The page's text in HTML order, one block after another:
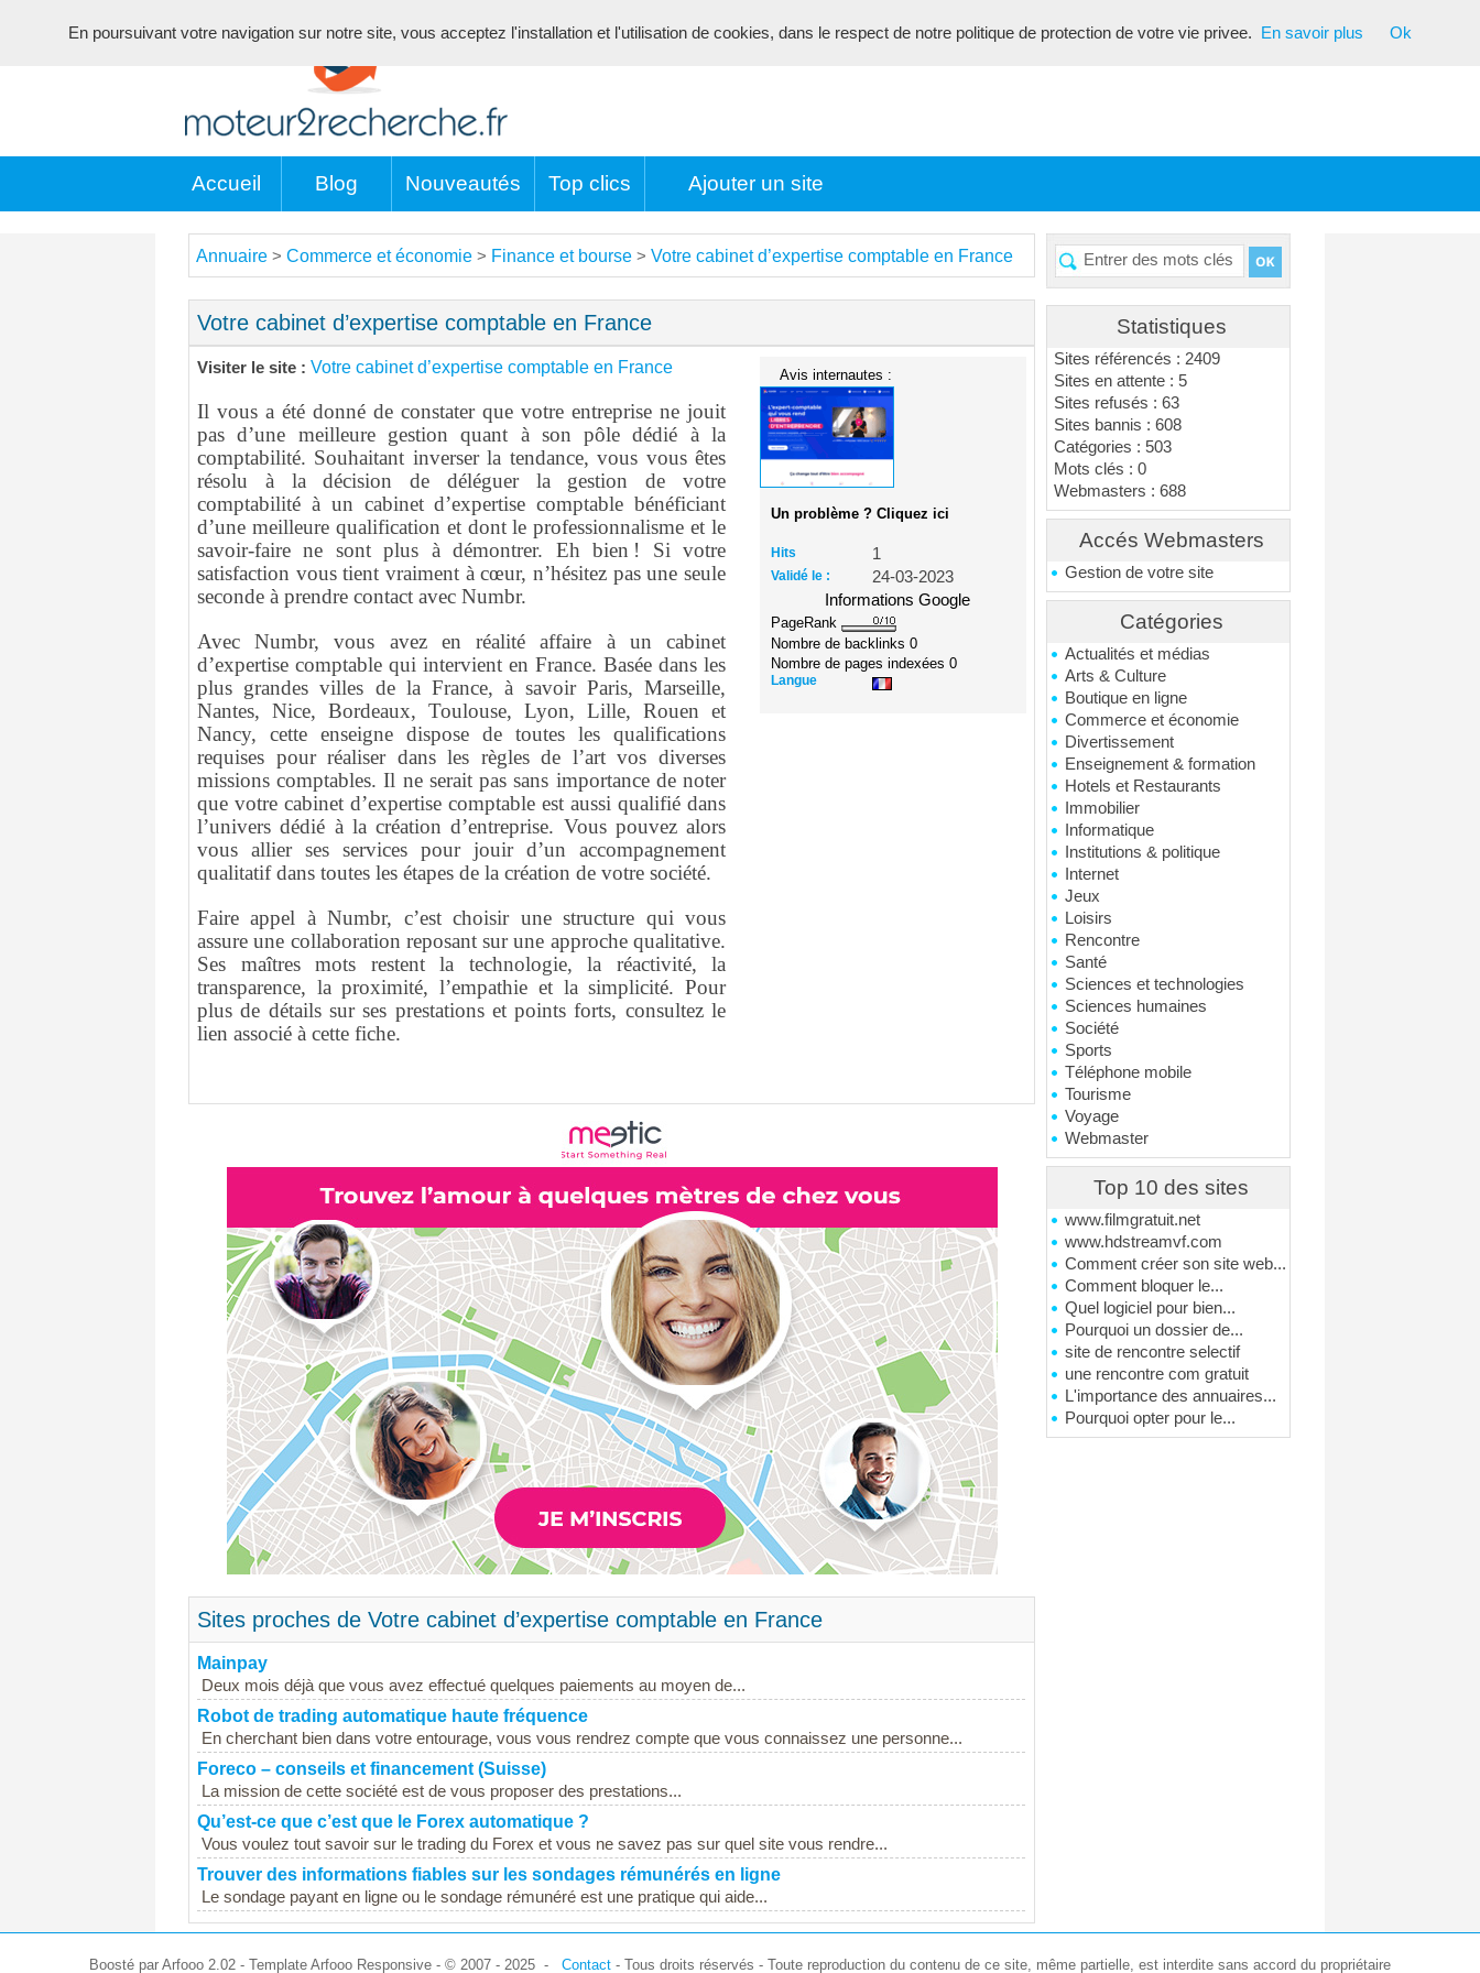
Accueil Blog Nouveautés Top clics Ajouter un site
Statistiques
Sites référencés : 2409
Sites en attente : 5
Sites refusés : 63
Sites bannis : 608
Catégories : 503
Mots clés : 0
Webmasters : 688
Accés Webmasters
Gestion de votre site
Catégories
Actualités et médias
Arts & Culture
Boutique en ligne
Commerce et économie
Divertissement
Enseignement & formation
Hotels et Restaurants
Immobilier
Informatique
Institutions & politique
Internet
Jeux
Loisirs
Rencontre
Santé
Sciences et technologies
Sciences humaines
Société
Sports
Téléphone mobile
Tourisme
Voyage
Webmaster
Top 10 des sites
www.filmgratuit.net
www.hdstreamvf.com
Comment créer son site web...
Comment bloquer le...
Quel logiciel pour bien...
Pourquoi un dossier de...
site de rencontre selectif
une rencontre com gratuit
L'importance des annuaires...
Pourquoi opter pour le...
Annuaire > Commerce et économie > Finance et bourse > Votre cabinet d’expertise comptable en France
Votre cabinet d’expertise comptable en France
Visiter le site : Votre cabinet d’expertise comptable en France
Il vous a été donné de constater que votre entreprise ne jouit
pas d’une meilleure gestion quant à son pôle dédié à la
comptabilité. Souhaitant inverser la tendance, vous vous êtes
résolu à la décision de déléguer la gestion de votre
comptabilité à un cabinet d’expertise comptable bénéficiant
d’une meilleure qualification et dont le professionnalisme et le
savoir-faire ne sont plus à démontrer. Eh bien ! Si votre
satisfaction vous tient vraiment à cœur, n’hésitez pas une seule
seconde à prendre contact avec Numbr.
Avec Numbr, vous avez en réalité affaire à un cabinet
d’expertise comptable qui intervient en France. Basée dans les
plus grandes villes de la France, à savoir Paris, Marseille,
Nantes, Nice, Bordeaux, Toulouse, Lyon, Lille, Rouen et
Nancy, cette enseigne dispose de toutes les qualifications
requises pour réaliser dans les règles de l’art vos diverses
missions comptables. Il ne serait pas sans importance de noter
que votre cabinet d’expertise comptable est aussi qualifié dans
l’univers dédié à la création d’entreprise. Vous pouvez alors
vous allier ses services pour jouir d’un accompagnement
qualitatif dans toutes les étapes de la création de votre société.
Faire appel à Numbr, c’est choisir une structure qui vous
assure une collaboration reposant sur une approche qualitative.
Ses maîtres mots restent la technologie, la réactivité, la
transparence, la proximité, l’empathie et la simplicité. Pour
plus de détails sur ses prestations et points forts, consultez le
lien associé à cette fiche.
Avis internautes :
Un problème ? Cliquez ici
Hits 1
Validé le :
24-03-2023
Informations Google
PageRank
Nombre de backlinks0
Nombre de pages indexées0
Langue
Sites proches de Votre cabinet d’expertise comptable en France
Mainpay
Deux mois déjà que vous avez effectué quelques paiements au moyen de...
Robot de trading automatique haute fréquence
En cherchant bien dans votre entourage, vous vous rendrez compte que vous connaissez une personne...
Foreco – conseils et financement (Suisse)
La mission de cette société est de vous proposer des prestations...
Qu’est-ce que c’est que le Forex automatique ?
Vous voulez tout savoir sur le trading du Forex et vous ne savez pas sur quel site vous rendre...
Trouver des informations fiables sur les sondages rémunérés en ligne
Le sondage payant en ligne ou le sondage rémunéré est une pratique qui aide...
Boosté par Arfooo 2.02 - Template Arfooo Responsive - © 2007 - 2025 - Contact - Tous droits réservés - Toute reproduction du contenu de ce site, même partielle, est interdite sans accord du propriétaire
En poursuivant votre navigation sur notre site, vous acceptez l'installation et l'utilisation de cookies, dans le respect de notre politique de protection de votre vie privee. En savoir plus Ok